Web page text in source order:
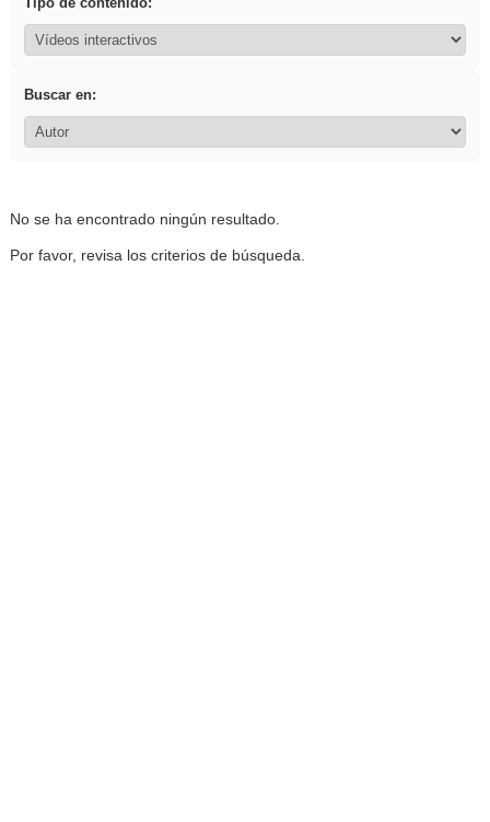
Buscar en:
No se ha encontrado ningún resultado.
Por favor, revisa los criterios de búsqueda.